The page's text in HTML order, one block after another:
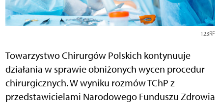
123RF
Towarzystwo Chirurgów Polskich kontynuuje
działania w sprawie obniżonych wycen procedur
chirurgicznych. W wyniku rozmów TChP z
przedstawicielami Narodowego Funduszu Zdrowia